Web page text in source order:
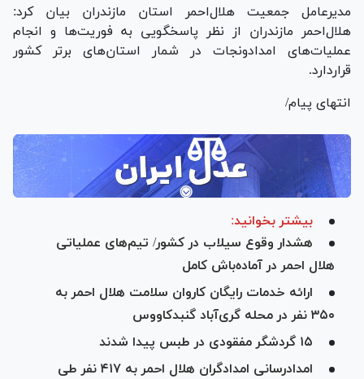
مدیرعامل جمعیت هلال‌احمر استان مازندران بیان کرد:
هلال‌احمر مازندران از نظر پاسخگویی به فوریت‌ها و انجام
عملیات‌های امدادونجات در شمار استان‌های برتر کشور
قراردارد.
انتهای پیام/
بیشتر بخوانید:
هشدار وقوع سیلاب در کشور/ تیم‌های عملیاتی
هلال احمر در آماده‌باش کامل
ارائه خدمات رایگان کاروان سلامت هلال احمر به
۳۵۰ نفر در محله گری‌آباد گنبدکاووس
۱۵ گردشگر مفقودی در طبس پیدا شدند
امدادرسانی امدادگران هلال احمر به ۴۱۷ نفر طی